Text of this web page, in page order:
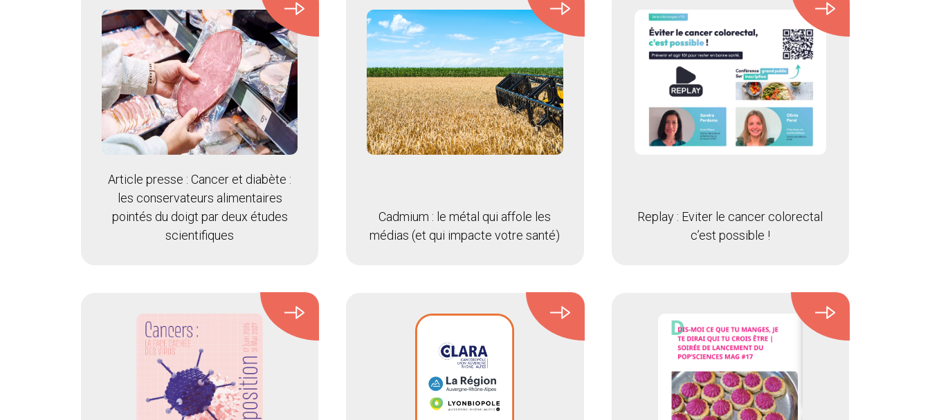
Article presse : Cancer et diabète :
les conservateurs alimentaires
pointés du doigt par deux études
scientifiques
Cadmium : le métal qui affole les
médias (et qui impacte votre santé)
Replay : Eviter le cancer colorectal
c’est possible !